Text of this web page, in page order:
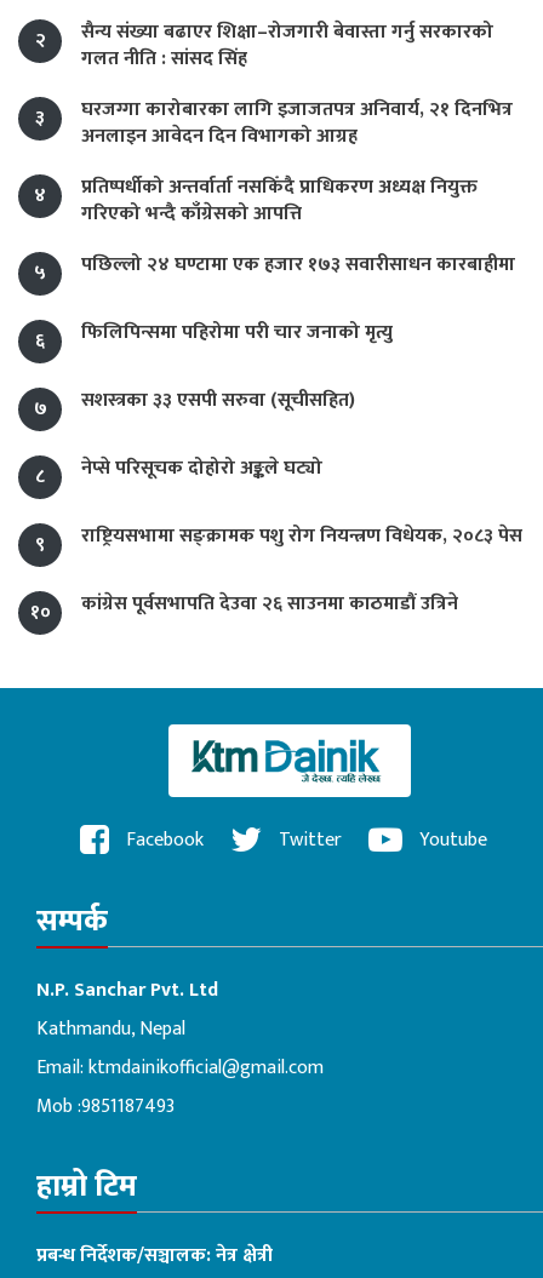
२
सैन्य संख्या बढाएर शिक्षा–रोजगारी बेवास्ता गर्नु सरकारको
गलत नीति : सांसद सिंह
३
घरजग्गा कारोबारका लागि इजाजतपत्र अनिवार्य, २१ दिनभित्र
अनलाइन आवेदन दिन विभागको आग्रह
४
प्रतिष्पर्धीको अन्तर्वार्ता नसकिँदै प्राधिकरण अध्यक्ष नियुक्त
गरिएको भन्दै काँग्रेसको आपत्ति
५
पछिल्लो २४ घण्टामा एक हजार १७३ सवारीसाधन कारबाहीमा
६ फिलिपिन्समा पहिरोमा परी चार जनाको मृत्यु
७ सशस्त्रका ३३ एसपी सरुवा (सूचीसहित)
८ नेप्से परिसूचक दोहोरो अङ्कले घट्यो
९ राष्ट्रियसभामा सङ्क्रामक पशु रोग नियन्त्रण विधेयक, २०८३ पेस
१० कांग्रेस पूर्वसभापति देउवा २६ साउनमा काठमाडौं उत्रिने
Facebook Twitter Youtube
सम्पर्क
N.P. Sanchar Pvt. Ltd
Kathmandu, Nepal
Email:ktmdainikofficial@gmail.com
Mob :9851187493
हाम्रो टिम
प्रबन्ध निर्देशक/सञ्चालक: नेत्र क्षेत्री